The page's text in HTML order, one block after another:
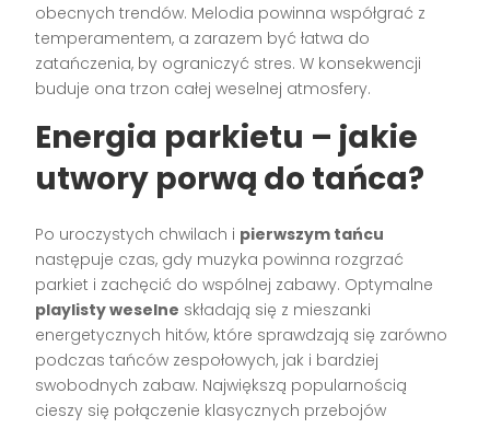
obecnych trendów. Melodia powinna współgrać z
temperamentem, a zarazem być łatwa do
zatańczenia, by ograniczyć stres. W konsekwencji
buduje ona trzon całej weselnej atmosfery.
Energia parkietu – jakie
utwory porwą do tańca?
Po uroczystych chwilach i pierwszym tańcu
następuje czas, gdy muzyka powinna rozgrzać
parkiet i zachęcić do wspólnej zabawy. Optymalne
playlisty weselne składają się z mieszanki
energetycznych hitów, które sprawdzają się zarówno
podczas tańców zespołowych, jak i bardziej
swobodnych zabaw. Największą popularnością
cieszy się połączenie klasycznych przebojów